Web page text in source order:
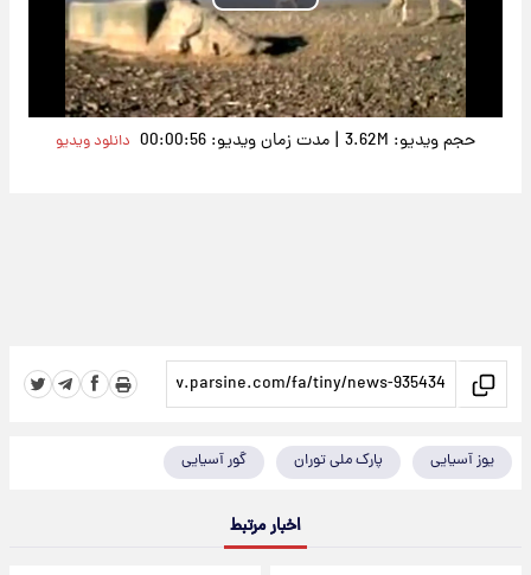
Play
Video
حجم ویدیو: 3.62M | مدت زمان ویدیو: 00:00:56 دانلود ویدیو
یوز آسیایی پارک ملی توران گور آسیایی
اخبار مرتبط